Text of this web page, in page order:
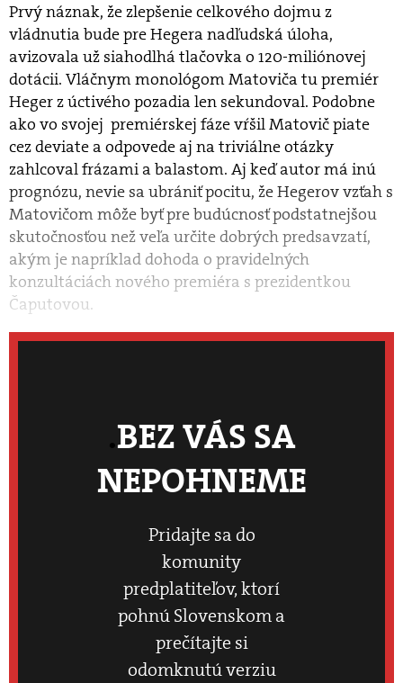
Prvý náznak, že zlepšenie celkového dojmu z
vládnutia bude pre Hegera nadľudská úloha,
avizovala už siahodlhá tlačovka o 120-miliónovej
dotácii. Vláčnym monológom Matoviča tu premiér
Heger z úctivého pozadia len sekundoval. Podobne
ako vo svojej premiérskej fáze vŕšil Matovič piate
cez deviate a odpovede aj na triviálne otázky
zahlcoval frázami a balastom. Aj keď autor má inú
prognózu, nevie sa ubrániť pocitu, že Hegerov vzťah s
Matovičom môže byť pre budúcnosť podstatnejšou
skutočnosťou než veľa určite dobrých predsavzatí,
akým je napríklad dohoda o pravidelných
konzultáciách nového premiéra s prezidentkou
Čaputovou.
BEZ VÁS SA
NEPOHNEME
Pridajte sa do
komunity
predplatiteľov, ktorí
pohnú Slovenskom a
prečítajte si
odomknutú verziu